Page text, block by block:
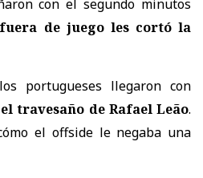
con el segundo minutos
de juego les cortó la
portugueses llegaron con
travesaño de Rafael Leão.
el offside le negaba una